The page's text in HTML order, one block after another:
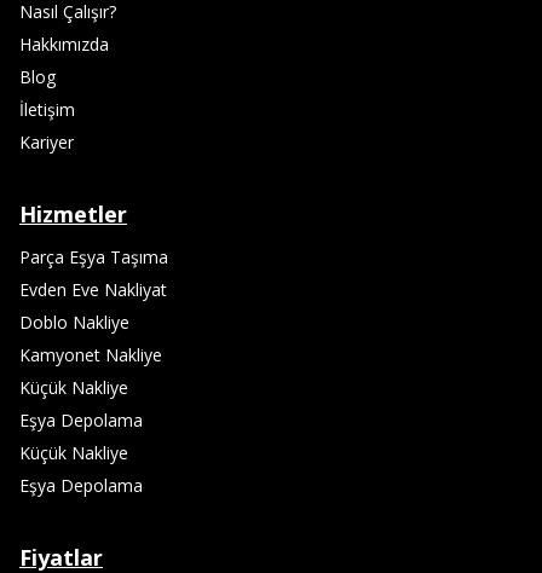
Nasıl Çalışır?
Hakkımızda
Blog
İletişim
Kariyer
Hizmetler
Parça Eşya Taşıma
Evden Eve Nakliyat
Doblo Nakliye
Kamyonet Nakliye
Küçük Nakliye
Eşya Depolama
Küçük Nakliye
Eşya Depolama
Fiyatlar